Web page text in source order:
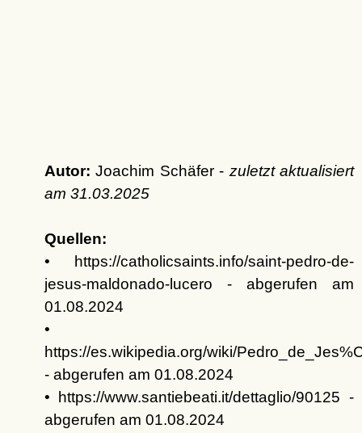
Autor: Joachim Schäfer - zuletzt aktualisiert
am 31.03.2025
Quellen:
• https://catholicsaints.info/saint-pedro-de-
jesus-maldonado-lucero - abgerufen am
01.08.2024
•
https://es.wikipedia.org/wiki/
- abgerufen am 01.08.2024
• https://www.santiebeati.it/dettaglio/90125 -
abgerufen am 01.08.2024